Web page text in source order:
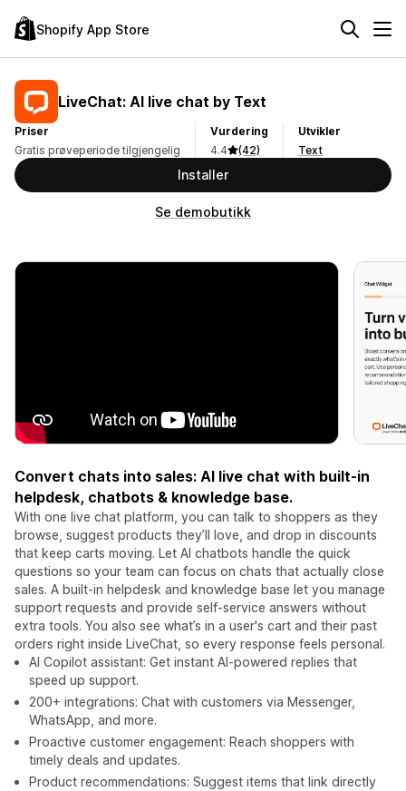
Shopify App Store
LiveChat: AI live chat by Text
Priser
Gratis prøveperiode tilgjengelig
Vurdering
4.4
(42)
Utvikler
Text
Installer
Se demobutikk
Convert chats into sales: AI live chat with built-in
helpdesk, chatbots & knowledge base.
With one live chat platform, you can talk to shoppers as they
browse, suggest products they’ll love, and drop in discounts
that keep carts moving. Let AI chatbots handle the quick
questions so your team can focus on chats that actually close
sales. A built-in helpdesk and knowledge base let you manage
support requests and provide self-service answers without
extra tools. You also see what’s in a user's cart and their past
orders right inside LiveChat, so every response feels personal.
AI Copilot assistant: Get instant AI-powered replies that
speed up support.
200+ integrations: Chat with customers via Messenger,
WhatsApp, and more.
Proactive customer engagement: Reach shoppers with
timely deals and updates.
Product recommendations: Suggest items that link directly